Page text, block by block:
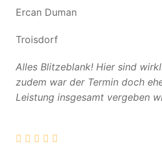
Ercan Duman
Troisdorf
Alles Blitzeblank! Hier sind
zudem war der Termin doch
Leistung insgesamt vergeben